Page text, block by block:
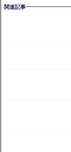
関連記事